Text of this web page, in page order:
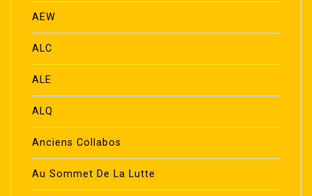
AEW
ALC
ALE
ALQ
Anciens Collabos
Au Sommet De La Lutte